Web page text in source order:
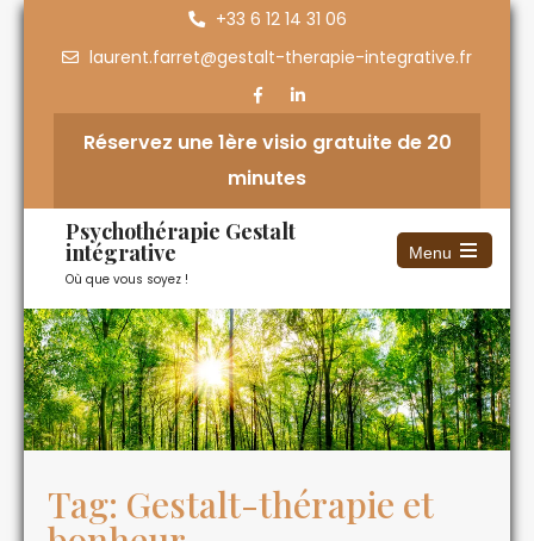
+33 6 12 14 31 06
laurent.farret@gestalt-therapie-integrative.fr
Réservez une 1ère visio gratuite de 20
minutes
Psychothérapie Gestalt
intégrative
Où que vous soyez !
Menu
Tag: Gestalt-thérapie et